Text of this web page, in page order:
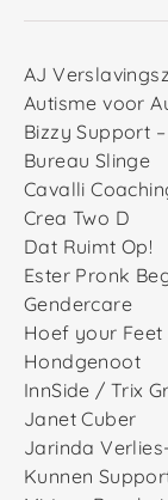
AJ
Autisme voor
Bizzy Support
Bureau Slinge
Cavalli
Crea Two D
Dat Ruimt Op!
Ester Pronk
Gendercare
Hoef your Feet
Hondgenoot
InnSide / Trix
Janet Cuber
Jarinda
Kunnen